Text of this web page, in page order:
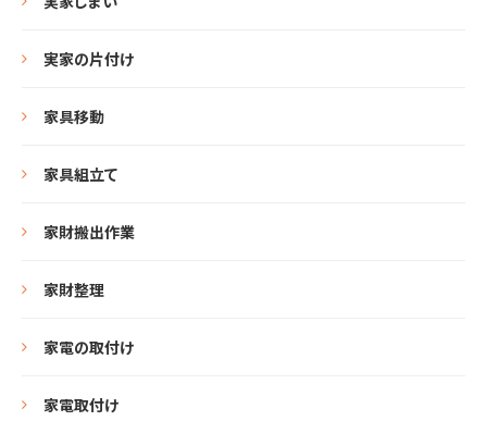
実家の片付け
家具移動
家具組立て
家財搬出作業
家財整理
家電の取付け
家電取付け